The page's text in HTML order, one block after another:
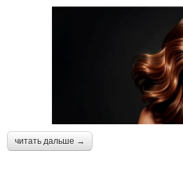
читать дальше →